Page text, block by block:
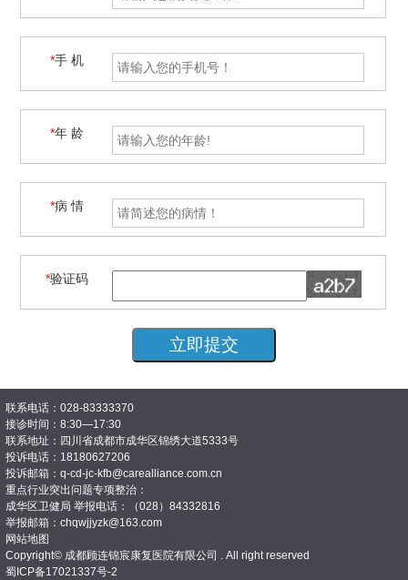
*手 机
*年 龄
*病 情
*验证码
联系电话：028-83333370
接诊时间：8:30—17:30
联系地址：四川省成都市成华区锦绣大道5333号
投诉电话：18180627206
投诉邮箱：q-cd-jc-kfb@carealliance.com.cn
重点行业突出问题专项整治：
成华区卫健局 举报电话：（028）84332816
举报邮箱：chqwjjyzk@163.com
网站地图
Copyright© 成都顾连锦宸康复医院有限公司 . All right reserved
蜀ICP备17021337号-2